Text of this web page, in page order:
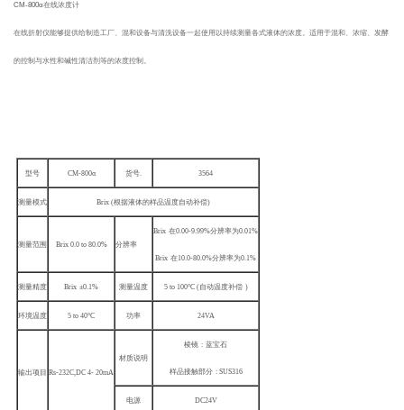
CM-800α在线浓度计
在线折射仪能够提供给制造工厂、混和设备与清洗设备一起使用以持续测量各式液体的浓度。适用于混和、浓缩、发酵
的控制与水性和碱性清洁剂等的浓度控制。
型号 CM-800α 货号. 3564
测量模式 Brix (根据液体的样品温度自动补偿)
测量范围 Brix 0.0 to 80.0% 分辨率
Brix 在0.00-9.99%分辨率为0.01%
Brix 在10.0-80.0%分辨率为0.1%
测量精度 Brix ±0.1% 测量温度 5 to 100°C (自动温度补偿 )
环境温度 5 to 40°C 功率 24VA
输出项目 Rs-232C,DC 4- 20mA
材质说明
棱镜 : 蓝宝石
样品接触部分 : SUS316
电源 DC24V